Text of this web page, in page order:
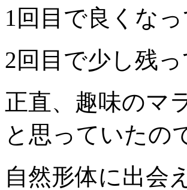
1回目で良くな
2回目で少し残
正直、趣味のマ
と思っていたの
自然形体に出会